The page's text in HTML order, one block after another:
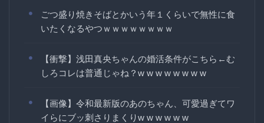
ごつ盛り焼きそばとかいう年１くらいで無性に食
いたくなるやつｗｗｗｗｗｗｗｗ
【衝撃】浅田真央ちゃんの婚活条件がこちら←む
しろコレは普通じゃね？w w w w w w w w
【画像】令和最新版のあのちゃん、可愛過ぎてワ
イらにブッ刺さりまくりw w w w w w